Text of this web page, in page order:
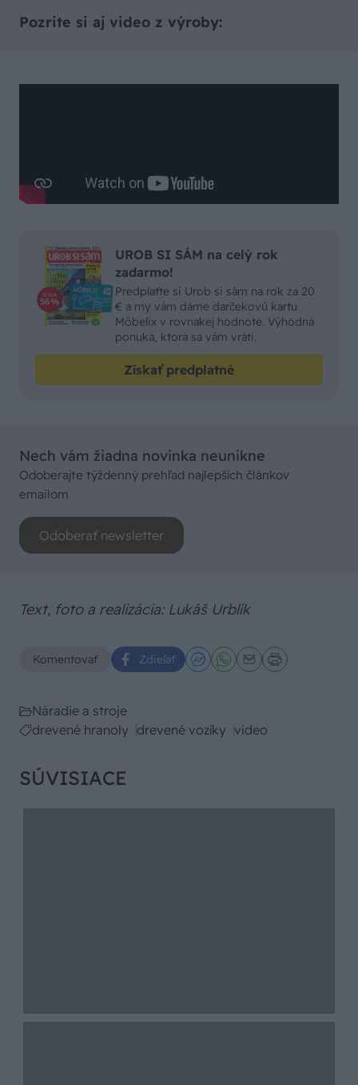
Pozrite si aj video z výroby:
UROB SI SÁM na celý rok
zadarmo!
Predplaťte si Urob si sám na rok za 20
€ a my vám dáme darčekovú kartu
Möbelix v rovnakej hodnote. Výhodná
ponuka, ktorá sa vám vráti.
Získať predplatné
Nech vám žiadna novinka neunikne
Odoberajte týždenný prehľad najlepších článkov
emailom
Odoberať newsletter
Text, foto a realizácia: Lukáš Urblík
Komentovať Zdieľať
Náradie a stroje
drevené hranoly drevené vozíky video
SÚVISIACE